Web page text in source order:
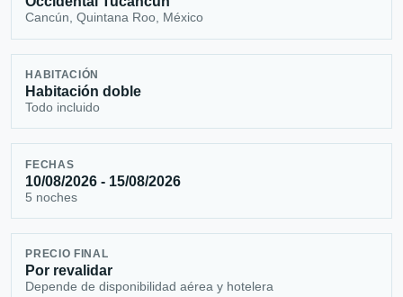
Cancún, Quintana Roo, México
HABITACIÓN
Habitación doble
Todo incluido
FECHAS
10/08/2026 - 15/08/2026
5 noches
PRECIO FINAL
Por revalidar
Depende de disponibilidad aérea y hotelera